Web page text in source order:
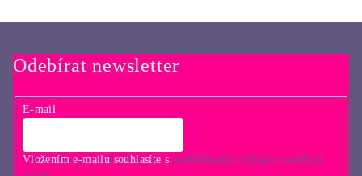
Odebírat newsletter
E-mail
Vložením e-mailu souhlasíte s podmínkami ochrany osobních